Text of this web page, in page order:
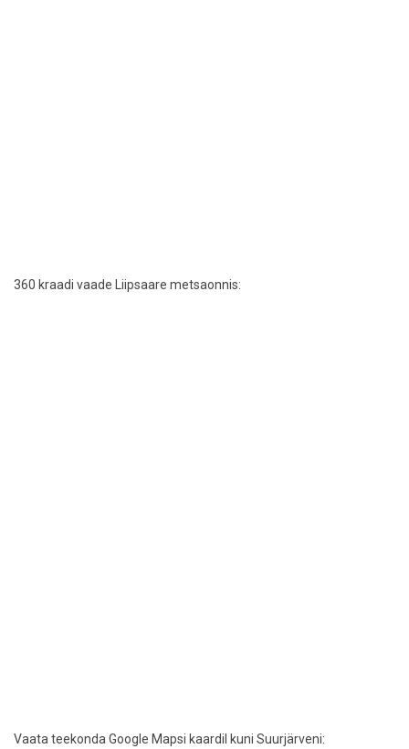
360 kraadi vaade Liipsaare metsaonnis:
Vaata teekonda Google Mapsi kaardil kuni Suurjärveni: